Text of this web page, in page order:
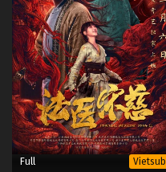
Full Vietsub